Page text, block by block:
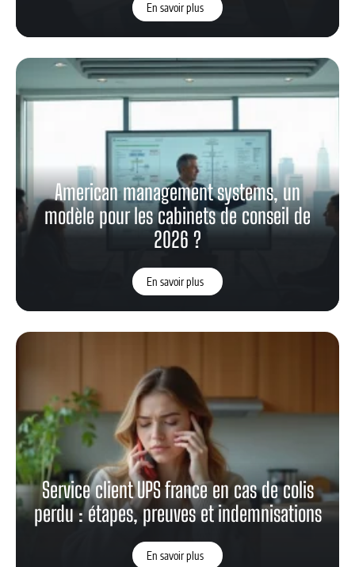
En savoir plus
American management systems, un
modèle pour les cabinets de conseil de
2026 ?
En savoir plus
Service client UPS france en cas de colis
perdu : étapes, preuves et indemnisations
En savoir plus